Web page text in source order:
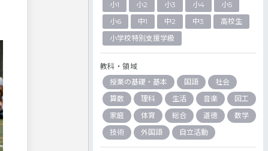
小1
小2 小3 小4
小5
小6
中1 中2 中3
高校生
小学校特別支援学級
教科・領域
授業の基礎・基本
国語
社会
算数
理科 生活 音楽
図工
家庭
体育 総合 道徳
数学
技術
外国語 自立活動